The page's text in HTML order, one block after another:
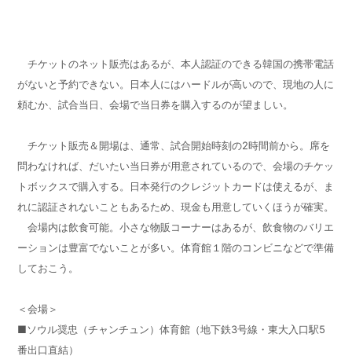
チケットのネット販売はあるが、本人認証のできる韓国の携帯電話
がないと予約できない。日本人にはハードルが高いので、現地の人に
頼むか、試合当日、会場で当日券を購入するのが望ましい。
チケット販売＆開場は、通常、試合開始時刻の2時間前から。席を
問わなければ、だいたい当日券が用意されているので、会場のチケッ
トボックスで購入する。日本発行のクレジットカードは使えるが、ま
れに認証されないこともあるため、現金も用意していくほうが確実。
会場内は飲食可能。小さな物販コーナーはあるが、飲食物のバリエ
ーションは豊富でないことが多い。体育館１階のコンビニなどで準備
しておこう。
＜会場＞
■ソウル奨忠（チャンチュン）体育館（地下鉄3号線・東大入口駅5
番出口直結）